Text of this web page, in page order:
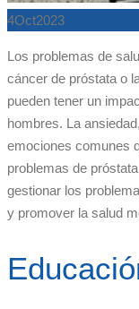
4Oct2023
Los problemas de
cáncer de próstata o
pueden tener un
hombres. La
emociones comunes
problemas de
gestionar los
y promover la salud